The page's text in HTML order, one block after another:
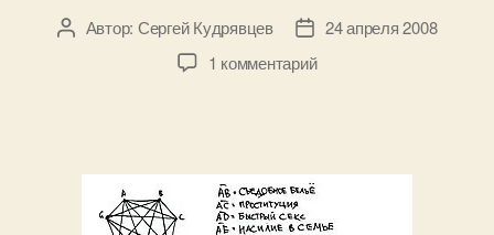
АвторАвтор: Сергей Кудрявцев
Дата
записи
24 апреля 2008
1 комментарийк